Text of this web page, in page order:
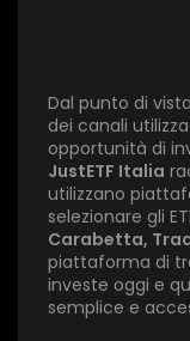
Dal punto di
dei canali
opportunità di
JustETF Italia
utilizzano
selezionare gli
Carabetta,
piattaforma di
investe oggi e
semplice e